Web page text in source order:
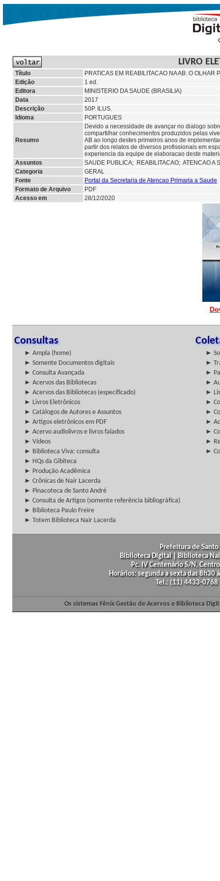
LIVRO
Título
PRATICAS EM REABILITACAO NA AB: O OLHAR
Edição
1 ed.
Editora
MINISTERIO DA SAUDE (BRASILIA)
Data
2017
Descrição
50P. ILUS.
Idioma
PORTUGUES
Resumo
Devido a necessidade de avançar no dialogo
compartilhar conhecimentos produzidos pelas
AB ao longo destes primeiros anos de
partir dos relatos de diversos profissionais em
experiencia da equipe de elaboracao deste
Assuntos
SAUDE PUBLICA; REABILITACAO; ATENCAO A
Categoria
GERAL
Fonte
Portal da Secretaria de Atencao Primaria a Saude
Formato de Arquivo
PDF
Acesso em
28/12/2020
Consultas
► Ampla (home)
►
► Somente Documentos digitais
►
► Consulta Avançada
►
► Acervos das Bibliotecas
►
► Acervos das Bibliotecas (especificado)
►
► Livros Eletrônicos
►
► Catálogos de Autores e Assuntos
►
► Artigos eletrônicos em PDF
►
► Acervo audiolivros e livros falados
►
► Vídeos
►
► Biblioteca Viva: consulta
►
► HQs da Gibiteca
► Produção Acadêmica
► Crônicas de Nair Lacerda
► Pinacoteca de Santo André
► Consulta de Artigos (somente referência bibliográfica)
► Biblioteca Paulo Freire
► Totem Biblioteca Nair Lacerda
Prefeitura de
Biblioteca Digital | Biblioteca
Pc. IV Centenário S/N,
Horários: segunda a sexta das
Tel.: (11) 4433-
Os sistemas Fênix Gestão de Acervos e Biblioteca